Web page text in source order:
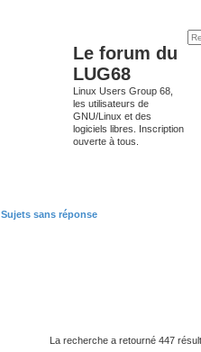
Le forum du
LUG68
Linux Users Group 68,
les utilisateurs de
GNU/Linux et des
logiciels libres. Inscription
ouverte à tous.
Sujets sans réponse
La recherche a retourné 447